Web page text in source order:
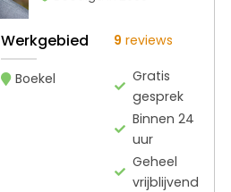
Werkgebied
Boekel
9 reviews
Gratis
gesprek
Binnen 24
uur
Geheel
vrijblijvend